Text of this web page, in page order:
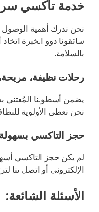
خدمة تاكسي
نحن ندرك أهمية
سائقونا ذوو الخبرة
بالسلامة.
رحلات نظيفة،
يضمن أسطولنا المُعتنى
نحن نعطي الأولوية
حجز التاكسي بسهولة
لم يكن حجز التاكسي
الإلكتروني أو اتصل بنا
الأسئلة الشائعة: